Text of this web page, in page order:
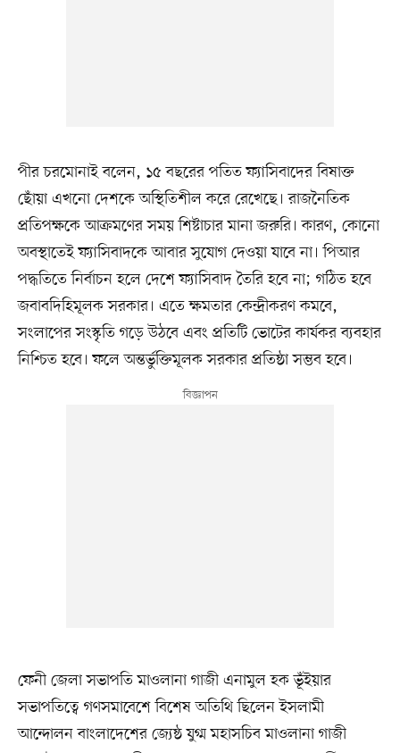
পীর চরমোনাই বলেন, ১৫ বছরের পতিত ফ্যাসিবাদের বিষাক্ত
ছোঁয়া এখনো দেশকে অস্থিতিশীল করে রেখেছে। রাজনৈতিক
প্রতিপক্ষকে আক্রমণের সময় শিষ্টাচার মানা জরুরি। কারণ, কোনো
অবস্থাতেই ফ্যাসিবাদকে আবার সুযোগ দেওয়া যাবে না। পিআর
পদ্ধতিতে নির্বাচন হলে দেশে ফ্যাসিবাদ তৈরি হবে না; গঠিত হবে
জবাবদিহিমূলক সরকার। এতে ক্ষমতার কেন্দ্রীকরণ কমবে,
সংলাপের সংস্কৃতি গড়ে উঠবে এবং প্রতিটি ভোটের কার্যকর ব্যবহার
নিশ্চিত হবে। ফলে অন্তর্ভুক্তিমূলক সরকার প্রতিষ্ঠা সম্ভব হবে।
ফেনী জেলা সভাপতি মাওলানা গাজী এনামুল হক ভূঁইয়ার
সভাপতিত্বে গণসমাবেশে বিশেষ অতিথি ছিলেন ইসলামী
আন্দোলন বাংলাদেশের জ্যেষ্ঠ যুগ্ম মহাসচিব মাওলানা গাজী